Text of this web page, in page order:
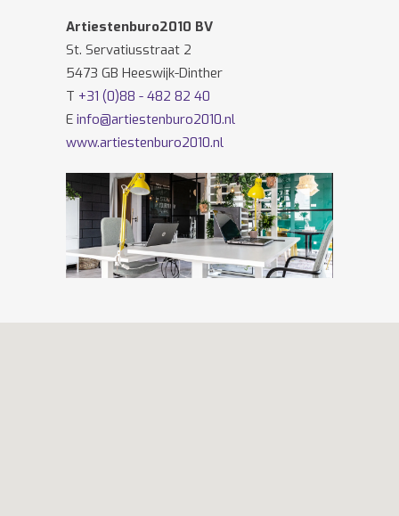
Artiestenburo2010 BV
St. Servatiusstraat 2
5473 GB Heeswijk-Dinther
T +31 (0)88 - 482 82 40
E info@artiestenburo2010.nl
www.artiestenburo2010.nl
Volg ons ook opFacebookenTwitter